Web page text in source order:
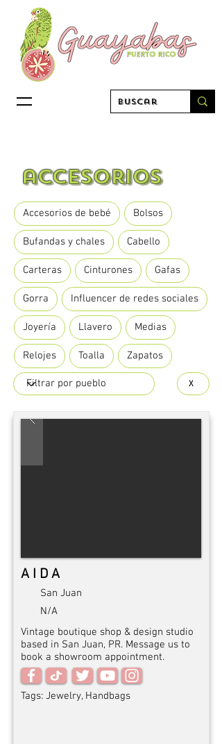
accesorios
Accesorios de bebé Bolsos
Bufandas y chales Cabello
Carteras Cinturones Gafas
Gorra Influencer de redes sociales
Joyería Llavero Medias
Relojes Toalla Zapatos
X
A I D A
San Juan
N/A
Vintage boutique shop & design studio
based in San Juan, PR. Message us to
book a showroom appointment.
Tags: Jewelry, Handbags